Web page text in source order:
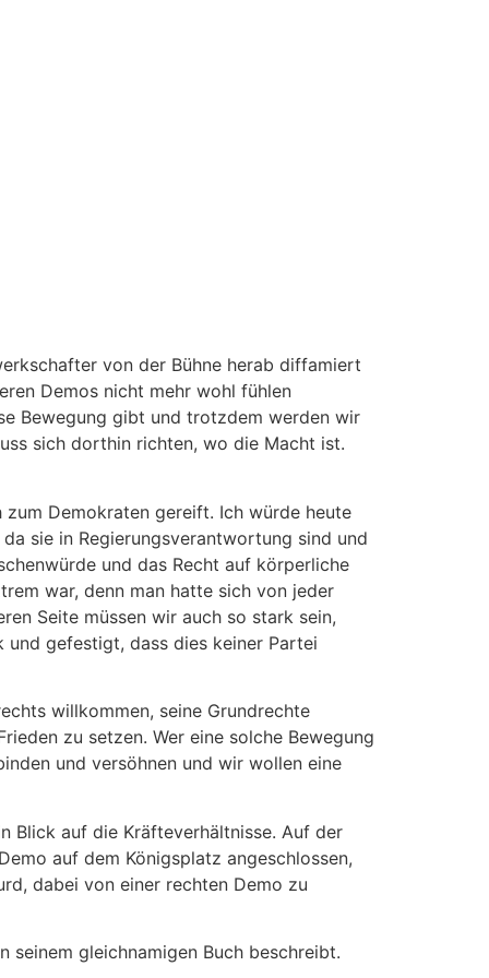
von der Bühne herab diffamiert
Demos nicht mehr wohl fühlen
Bewegung gibt und trotzdem werden wir
sich dorthin richten, wo die Macht ist.
Demokraten gereift. Ich würde heute
sie in Regierungsverantwortung sind und
und das Recht auf körperliche
war, denn man hatte sich von jeder
Seite müssen wir auch so stark sein,
gefestigt, dass dies keiner Partei
willkommen, seine Grundrechte
zu setzen. Wer eine solche Bewegung
und versöhnen und wir wollen eine
Blick auf die Kräfteverhältnisse. Auf der
auf dem Königsplatz angeschlossen,
dabei von einer rechten Demo zu
gleichnamigen Buch beschreibt.